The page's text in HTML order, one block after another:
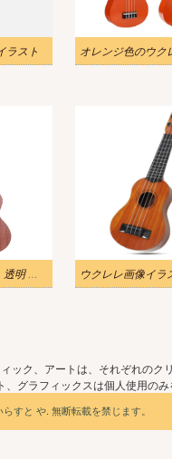
ラスト
ウクレレのイラスト 透明 リアル ウクレレ画像イラ
ック、アートは、それぞれの
グラフィックスは個人使用の
すと や. 無断転載を禁じます。